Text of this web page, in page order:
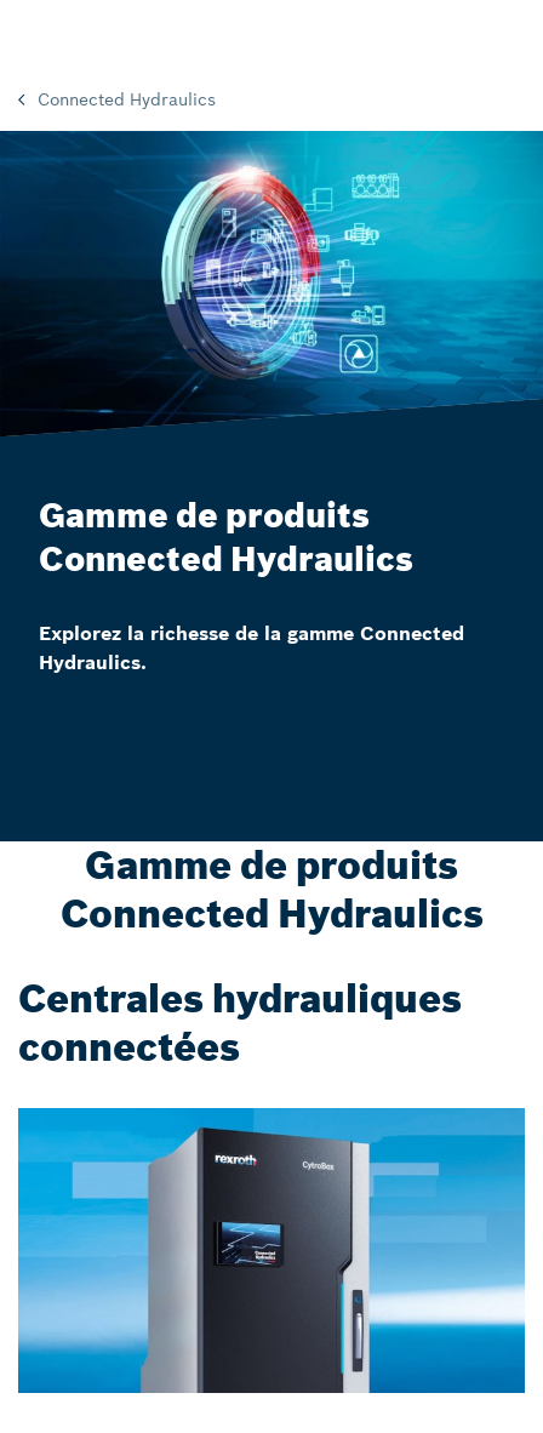
Connected Hydraulics
Gamme de produits
Connected Hydraulics
Explorez la richesse de la gamme Connected
Hydraulics.
Gamme de produits
Connected Hydraulics
Centrales hydrauliques
connectées